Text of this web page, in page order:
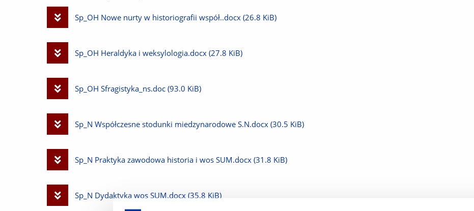
Pobierz
Sp_OH Nowe nurty w historiografii współ..docx (26.8 KiB)
Pobierz
Sp_OH Heraldyka i weksylologia.docx (27.8 KiB)
Pobierz
Sp_OH Sfragistyka_ns.doc (93.0 KiB)
Pobierz
Sp_N Współczesne stodunki miedzynarodowe S.N.docx (30.5 KiB)
Pobierz
Sp_N Praktyka zawodowa historia i wos SUM.docx (31.8 KiB)
Pobierz
Sp_N Dydaktyka wos SUM.docx (35.8 KiB)